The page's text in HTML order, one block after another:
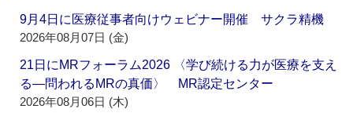
9月4日に医療従事者向けウェビナー開催 サクラ精機
2026年08月07日 (金)
21日にMRフォーラム2026 〈学び続ける力が医療を支え
る―問われるMRの真価〉 MR認定センター
2026年08月06日 (木)